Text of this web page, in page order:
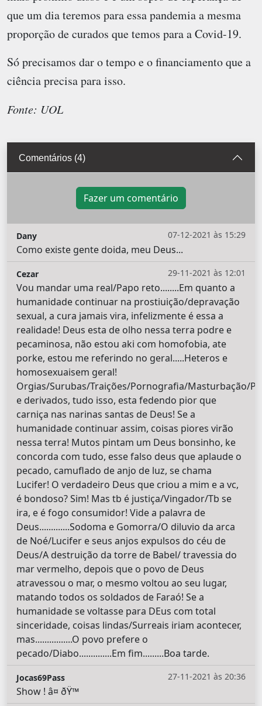
que um dia teremos para essa pandemia a mesma
proporção de curados que temos para a Covid-19.
Só precisamos dar o tempo e o financiamento que a
ciência precisa para isso.
Fonte: UOL
Comentários (4)
Fazer um comentário
07-12-2021 às 15:29
Dany
Como existe gente doida, meu Deus...
29-11-2021 às 12:01
Cezar
Vou mandar uma real/Papo reto........Em quanto a
humanidade continuar na prostiuição/depravação
sexual, a cura jamais vira, infelizmente é essa a
realidade! Deus esta de olho nessa terra podre e
pecaminosa, não estou aki com homofobia, ate
porke, estou me referindo no geral.....Heteros e
homosexuaisem geral!
Orgias/Surubas/Traições/Pornografia/Masturbação/
e derivados, tudo isso, esta fedendo pior que
carniça nas narinas santas de Deus! Se a
humanidade continuar assim, coisas piores virão
nessa terra! Mutos pintam um Deus bonsinho, ke
concorda com tudo, esse falso deus que aplaude o
pecado, camuflado de anjo de luz, se chama
Lucifer! O verdadeiro Deus que criou a mim e a vc,
é bondoso? Sim! Mas tb é justiça/Vingador/Tb se
ira, e é fogo consumidor! Vide a palavra de
Deus.............Sodoma e Gomorra/O diluvio da arca
de Noé/Lucifer e seus anjos expulsos do céu de
Deus/A destruição da torre de Babel/ travessia do
mar vermelho, depois que o povo de Deus
atravessou o mar, o mesmo voltou ao seu lugar,
matando todos os soldados de Faraó! Se a
humanidade se voltasse para DEus com total
sinceridade, coisas lindas/Surreais iriam acontecer,
mas................O povo prefere o
pecado/Diabo..............Em fim.........Boa tarde.
27-11-2021 às 20:36
Jocas69Pass
Show ! â¤ ðŸ™